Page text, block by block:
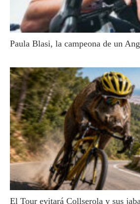
Paula Blasi, la campeona de un
El Tour evitará Collserola y sus